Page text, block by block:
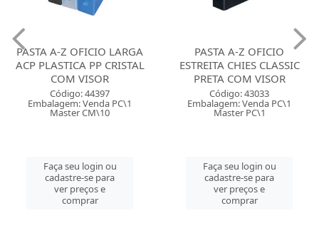
PASTA A-Z OFICIO LARGA
ACP PLASTICA PP CRISTAL
COM VISOR
Código: 44397
Embalagem: Venda PC\1
Master CM\10
Faça seu login ou
cadastre-se para
ver preços e
comprar
PASTA A-Z OFICIO
ESTREITA CHIES CLASSIC
PRETA COM VISOR
Código: 43033
Embalagem: Venda PC\1
Master PC\1
Faça seu login ou
cadastre-se para
ver preços e
comprar